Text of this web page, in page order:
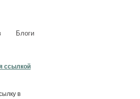
Блоги
ссылкой
в